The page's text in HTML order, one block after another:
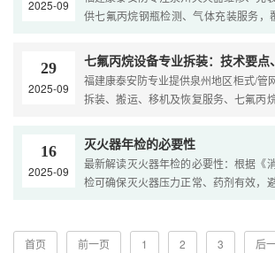
2025-09
供七氟丙烷钢瓶检测、气体充装服务，
29
2025-09
七氟丙烷设备专业拆装：技术要点
福建康泰安防专业提供泉州地区柜式/管
拆装、搬运、移机及恢复服务、七氟丙
16
2025-09
灭火器年检的必要性
最新解读灭火器年检的必要性：根据《
检可确保灭火器压力正常、药剂有效，
首页 前一页 1 2 3 后